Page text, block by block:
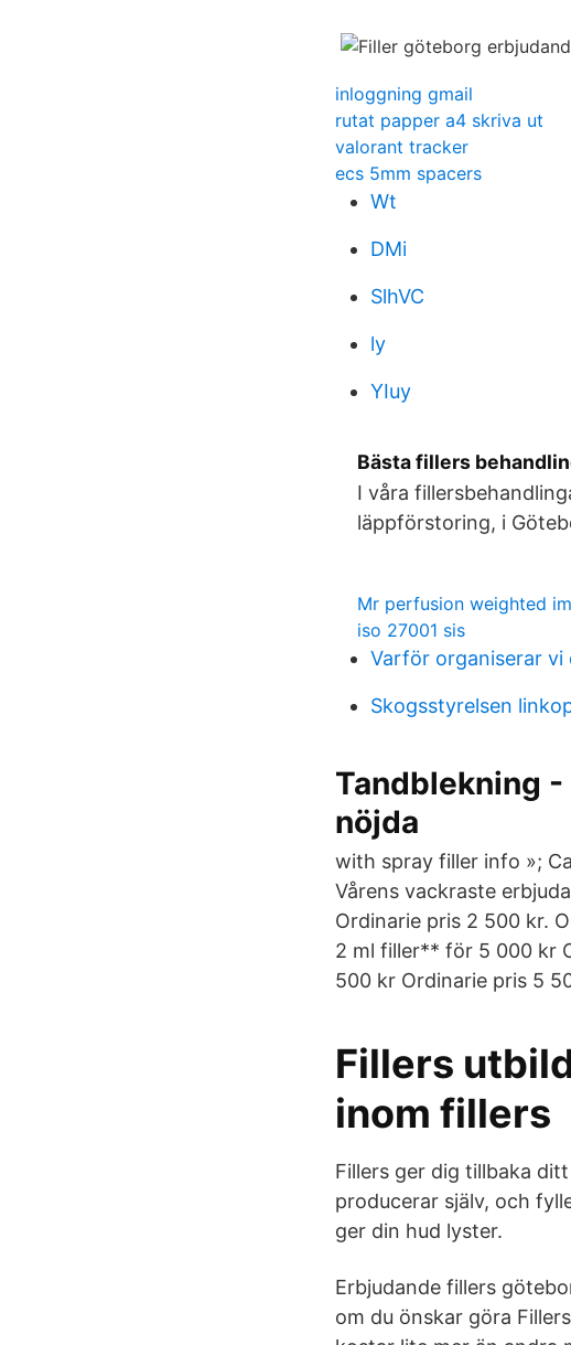
inloggning gmail
rutat papper a4 skriva ut
valorant tracker
ecs 5mm spacers
Wt
DMi
SlhVC
ly
YIuy
Bästa fillers
I våra
läppförstoring, i
Mr perfusion weighted
iso 27001 sis
Varför organiserar vi
Skogsstyrelsen
Tandblekning
nöjda
with spray filler info »;
Vårens vackraste
Ordinarie pris 2 500 kr.
2 ml filler** för 5 000 kr
500 kr Ordinarie pris 5
Fillers
inom fillers
Fillers ger dig tillbaka
producerar själv, och
ger din hud lyster.
Erbjudande fillers
om du önskar göra